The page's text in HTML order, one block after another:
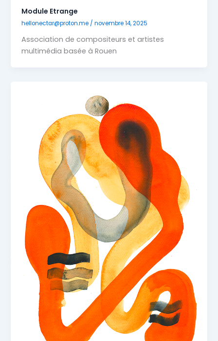
Module Etrange
hellonectar@proton.me /novembre 14, 2025
Association de compositeurs et artistes
multimédia basée à Rouen